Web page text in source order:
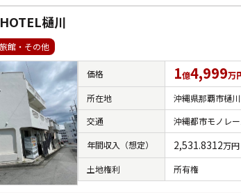
樋川
館・その他
価格 1億4,999万
所在地
沖縄県那覇市樋
交通
沖縄都市モノレ
年間収入（想定）
2,531.8312万円
土地権利
所有権